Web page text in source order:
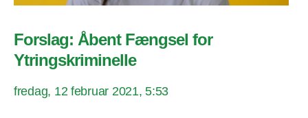
Forslag: Åbent Fængsel for
Ytringskriminelle
fredag, 12 februar 2021, 5:53